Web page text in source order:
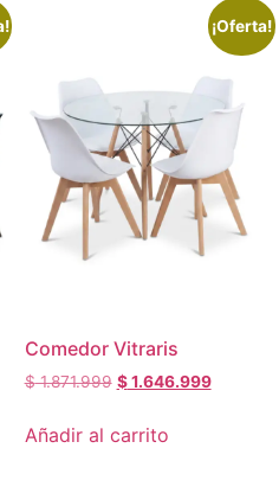
¡Oferta!
Comedor Vitraris
$1.871.999 $1.646.999
Añadir al carrito